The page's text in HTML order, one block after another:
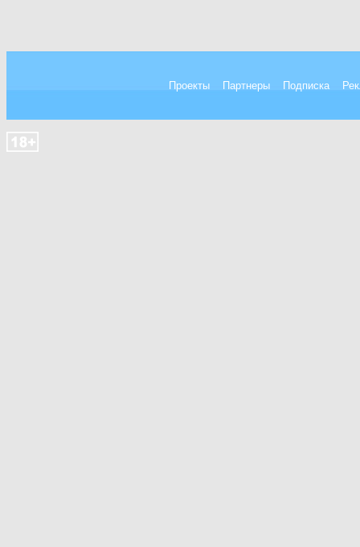
Проекты Партнеры Подписка